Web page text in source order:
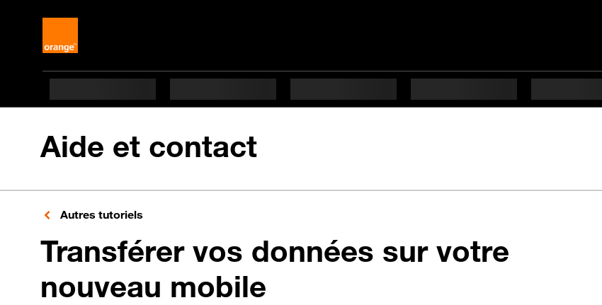
Aide et contact
Autres tutoriels
Transférer vos données sur votre
nouveau mobile en 10 étapes difficulté